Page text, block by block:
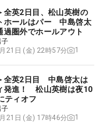
全英2日目、松山英樹の
ホールはパー 中島啓太
過圏外でホールアウト
子
21日 (金) 22時57分
1
全英2日目 中島啓太は
発進！ 松山英樹は夜10
ティオフ
子
21日 (金) 17時46分
1